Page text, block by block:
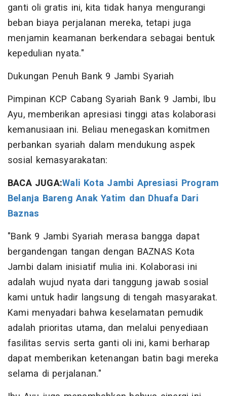
ganti oli gratis ini, kita tidak hanya mengurangi
beban biaya perjalanan mereka, tetapi juga
menjamin keamanan berkendara sebagai bentuk
kepedulian nyata."
Dukungan Penuh Bank 9 Jambi Syariah
Pimpinan KCP Cabang Syariah Bank 9 Jambi, Ibu
Ayu, memberikan apresiasi tinggi atas kolaborasi
kemanusiaan ini. Beliau menegaskan komitmen
perbankan syariah dalam mendukung aspek
sosial kemasyarakatan:
BACA JUGA:Wali Kota Jambi Apresiasi Program
Belanja Bareng Anak Yatim dan Dhuafa Dari
Baznas
"Bank 9 Jambi Syariah merasa bangga dapat
bergandengan tangan dengan BAZNAS Kota
Jambi dalam inisiatif mulia ini. Kolaborasi ini
adalah wujud nyata dari tanggung jawab sosial
kami untuk hadir langsung di tengah masyarakat.
Kami menyadari bahwa keselamatan pemudik
adalah prioritas utama, dan melalui penyediaan
fasilitas servis serta ganti oli ini, kami berharap
dapat memberikan ketenangan batin bagi mereka
selama di perjalanan."